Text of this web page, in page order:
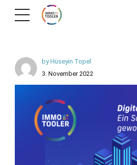
by Hüseyin Topel
3. November 2022